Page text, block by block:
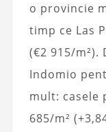
o provincie
timp ce Las
(€2 915/m²).
Indomio
mult: casele
685/m²